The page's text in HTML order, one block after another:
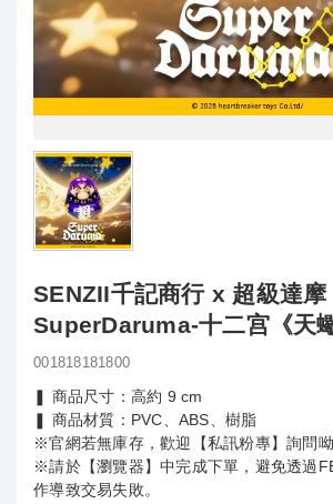
SENZII千記商行 x 超級達摩
SuperDaruma-十二宫《天
001818181800
❚ 商品尺寸：高約 9 cm
❚ 商品材質：PVC、ABS、樹脂
※官網若無庫存，歡迎【私訊粉專】詢問呦
※請於【瀏覽器】中完成下單，避免透過
作導致交易失敗。